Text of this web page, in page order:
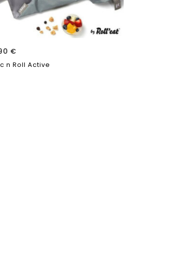
€
n Roll Active